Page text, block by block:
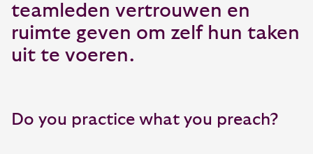
teamleden vertrouwen en
ruimte geven om zelf hun taken
uit te voeren.
Do you practice what you preach?